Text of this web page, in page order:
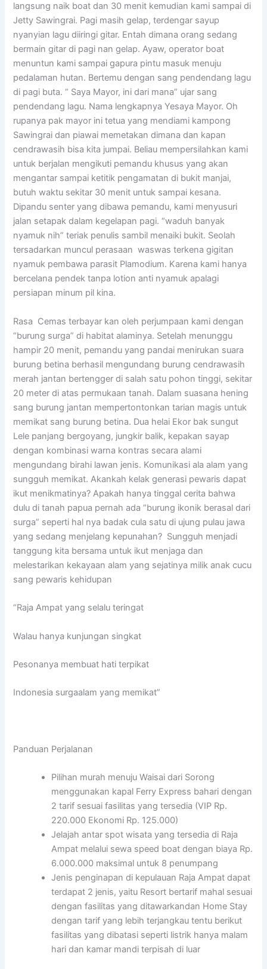
langsung naik boat dan 30 menit kemudian kami sampai di
Jetty Sawingrai. Pagi masih gelap, terdengar sayup
nyanyian lagu diiringi gitar. Entah dimana orang sedang
bermain gitar di pagi nan gelap. Ayaw, operator boat
menuntun kami sampai gapura pintu masuk menuju
pedalaman hutan. Bertemu dengan sang pendendang lagu
di pagi buta. “ Saya Mayor, ini dari mana” ujar sang
pendendang lagu. Nama lengkapnya Yesaya Mayor. Oh
rupanya pak mayor ini tetua yang mendiami kampong
Sawingrai dan piawai memetakan dimana dan kapan
cendrawasih bisa kita jumpai. Beliau mempersilahkan kami
untuk berjalan mengikuti pemandu khusus yang akan
mengantar sampai ketitik pengamatan di bukit manjai,
butuh waktu sekitar 30 menit untuk sampai kesana.
Dipandu senter yang dibawa pemandu, kami menyusuri
jalan setapak dalam kegelapan pagi. “waduh banyak
nyamuk nih” teriak penulis sambil menaiki bukit. Seolah
tersadarkan muncul perasaan waswas terkena gigitan
nyamuk pembawa parasit Plamodium. Karena kami hanya
bercelana pendek tanpa lotion anti nyamuk apalagi
persiapan minum pil kina.
Rasa Cemas terbayar kan oleh perjumpaan kami dengan
“burung surga” di habitat alaminya. Setelah menunggu
hampir 20 menit, pemandu yang pandai menirukan suara
burung betina berhasil mengundang burung cendrawasih
merah jantan bertengger di salah satu pohon tinggi, sekitar
20 meter di atas permukaan tanah. Dalam suasana hening
sang burung jantan mempertontonkan tarian magis untuk
memikat sang burung betina. Dua helai Ekor bak sungut
Lele panjang bergoyang, jungkir balik, kepakan sayap
dengan kombinasi warna kontras secara alami
mengundang birahi lawan jenis. Komunikasi ala alam yang
sungguh memikat. Akankah kelak generasi pewaris dapat
ikut menikmatinya? Apakah hanya tinggal cerita bahwa
dulu di tanah papua pernah ada “burung ikonik berasal dari
surga” seperti hal nya badak cula satu di ujung pulau jawa
yang sedang menjelang kepunahan? Sungguh menjadi
tanggung kita bersama untuk ikut menjaga dan
melestarikan kekayaan alam yang sejatinya milik anak cucu
sang pewaris kehidupan
“Raja Ampat yang selalu teringat
Walau hanya kunjungan singkat
Pesonanya membuat hati terpikat
Indonesia surgaalam yang memikat”
Panduan Perjalanan
Pilihan murah menuju Waisai dari Sorong
menggunakan kapal Ferry Express bahari dengan
2 tarif sesuai fasilitas yang tersedia (VIP Rp.
220.000 Ekonomi Rp. 125.000)
Jelajah antar spot wisata yang tersedia di Raja
Ampat melalui sewa speed boat dengan biaya Rp.
6.000.000 maksimal untuk 8 penumpang
Jenis penginapan di kepulauan Raja Ampat dapat
terdapat 2 jenis, yaitu Resort bertarif mahal sesuai
dengan fasilitas yang ditawarkandan Home Stay
dengan tarif yang lebih terjangkau tentu berikut
fasilitas yang dibatasi seperti listrik hanya malam
hari dan kamar mandi terpisah di luar